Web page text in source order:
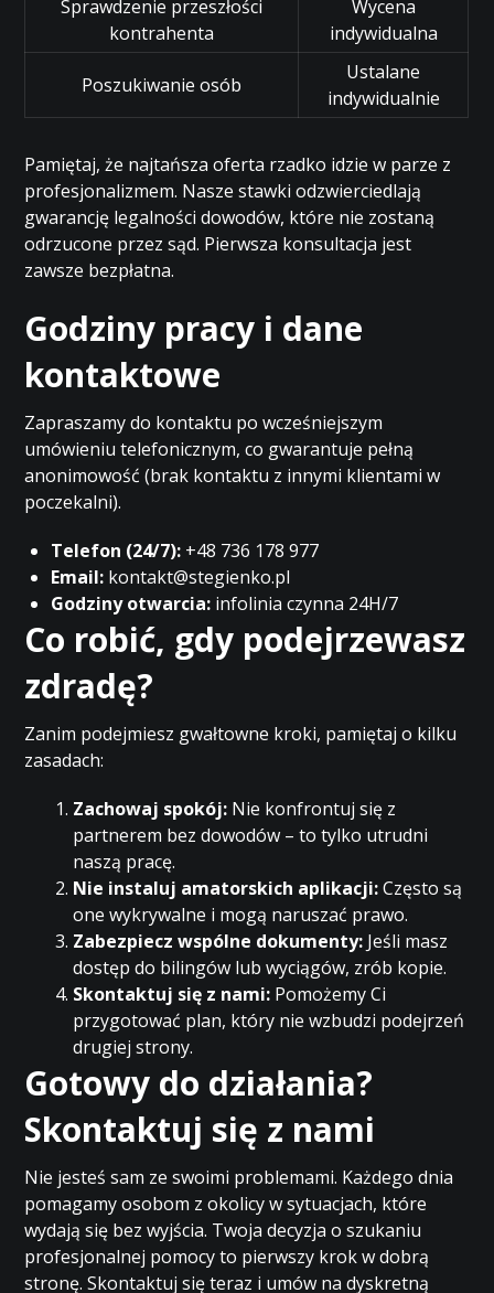
Sprawdzenie przeszłości
kontrahenta
Wycena
indywidualna
Poszukiwanie osób
Ustalane
indywidualnie
Pamiętaj, że najtańsza oferta rzadko idzie w parze z
profesjonalizmem. Nasze stawki odzwierciedlają
gwarancję legalności dowodów, które nie zostaną
odrzucone przez sąd. Pierwsza konsultacja jest
zawsze bezpłatna.
Godziny pracy i dane
kontaktowe
Zapraszamy do kontaktu po wcześniejszym
umówieniu telefonicznym, co gwarantuje pełną
anonimowość (brak kontaktu z innymi klientami w
poczekalni).
Telefon (24/7): +48 736 178 977
Email: kontakt@stegienko.pl
Godziny otwarcia: infolinia czynna 24H/7
Co robić, gdy podejrzewasz
zdradę?
Zanim podejmiesz gwałtowne kroki, pamiętaj o kilku
zasadach:
Zachowaj spokój: Nie konfrontuj się z
partnerem bez dowodów – to tylko utrudni
naszą pracę.
Nie instaluj amatorskich aplikacji:Często są
one wykrywalne i mogą naruszać prawo.
Zabezpiecz wspólne dokumenty: Jeśli masz
dostęp do bilingów lub wyciągów, zrób kopie.
Skontaktuj się z nami: Pomożemy Ci
przygotować plan, który nie wzbudzi podejrzeń
drugiej strony.
Gotowy do działania?
Skontaktuj się z nami
Nie jesteś sam ze swoimi problemami. Każdego dnia
pomagamy osobom z okolicy w sytuacjach, które
wydają się bez wyjścia. Twoja decyzja o szukaniu
profesjonalnej pomocy to pierwszy krok w dobrą
stronę. Skontaktuj się teraz i umów na dyskretną